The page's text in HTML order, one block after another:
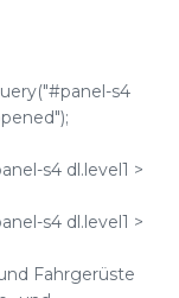
s4
s4 dl.level1 >
s4 dl.level1 >
Fahrgerüste